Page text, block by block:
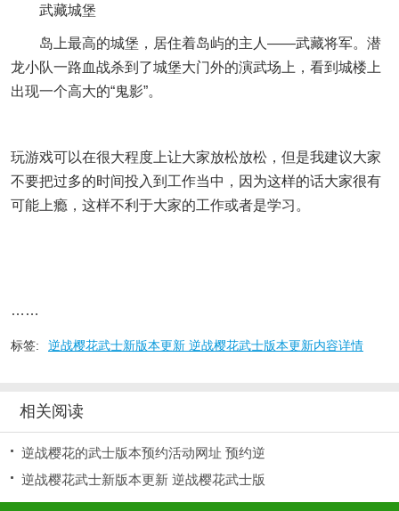
武藏城堡
岛上最高的城堡，居住着岛屿的主人——武藏将军。潜
龙小队一路血战杀到了城堡大门外的演武场上，看到城楼上
出现一个高大的“鬼影”。
玩游戏可以在很大程度上让大家放松放松，但是我建议大家
不要把过多的时间投入到工作当中，因为这样的话大家很有
可能上瘾，这样不利于大家的工作或者是学习。
……
标签: 逆战樱花武士新版本更新 逆战樱花武士版本更新内容详情
相关阅读
逆战樱花的武士版本预约活动网址 预约逆
逆战樱花武士新版本更新 逆战樱花武士版